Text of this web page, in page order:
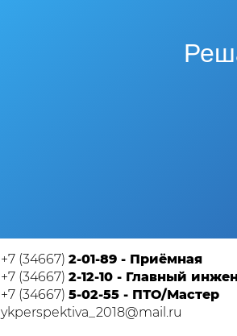
+7 (34667) 2-01-89 - Приёмная
+7 (34667) 2-12-10 - Главный
+7 (34667) 5-02-55 - ПТО/Мастер
ykperspektiva_2018@mail.ru